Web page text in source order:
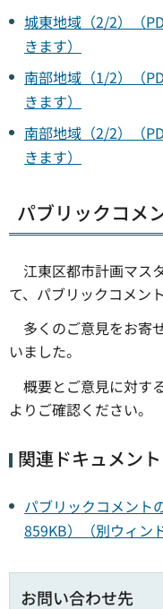
城東地域（2/2）（
きます）
南部地域（1/2）（
きます）
南部地域（2/2）（
きます）
パブリックコメ
江東区都市計画マス
て、パブリックコメン
多くのご意見をお寄
いました。
概要とご意見に対す
よりご確認ください。
関連ドキュメント
パブリックコメント
859KB）（別ウィン
お問い合わせ先